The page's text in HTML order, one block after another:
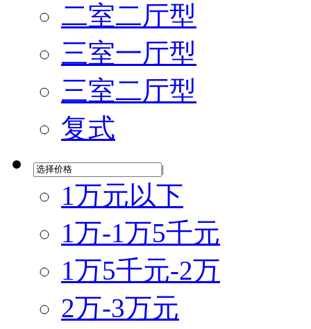
二室二厅型
三室一厅型
三室二厅型
复式
|
1万元以下
1万-1万5千元
1万5千元-2万
2万-3万元